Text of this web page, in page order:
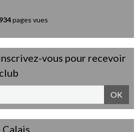
pages vues
vous pour recevoir
OK